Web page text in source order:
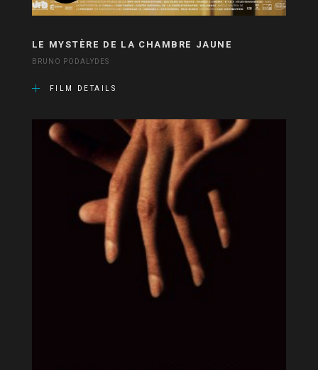
LE MYSTÈRE DE LA CHAMBRE JAUNE
BRUNO PODALYDES
FILM DETAILS